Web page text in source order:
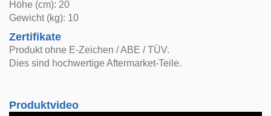
Höhe (cm): 20
Gewicht (kg): 10
Zertifikate
Produkt ohne E-Zeichen / ABE / TÜV.
Dies sind hochwertige Aftermarket-Teile.
Produktvideo